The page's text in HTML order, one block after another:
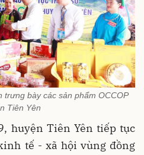
trưng bày các sản phẩm OCCOP
Tiên Yên
huyện Tiên Yên tiếp tục
tế - xã hội vùng đồng